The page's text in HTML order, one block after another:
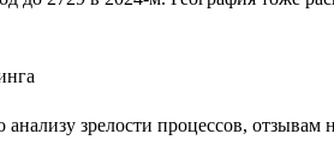
зрелости процессов,